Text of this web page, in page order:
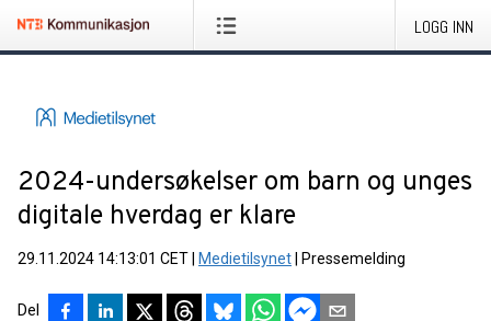
LOGG INN
2024-undersøkelser om barn og unges
digitale hverdag er klare
29.11.2024 14:13:01 CET Medietilsynet Pressemelding
Del